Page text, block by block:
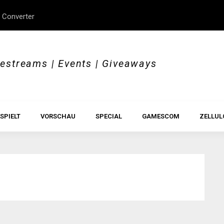
ConverterBeyond Borders
| Events | Giveaways
VORSCHAU SPECIAL GAMESCOM